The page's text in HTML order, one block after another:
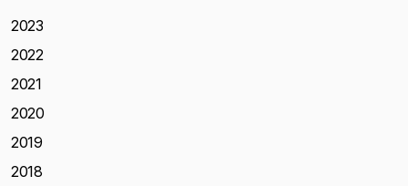
2023
2022
2021
2020
2019
2018